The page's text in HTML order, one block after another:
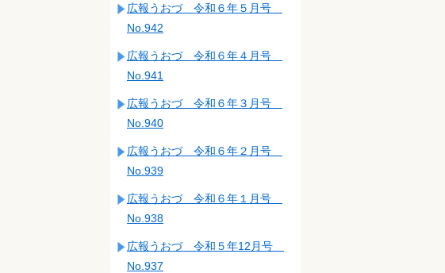
広報うおづ 令和６年５月号
No.942
広報うおづ 令和６年４月号
No.941
広報うおづ 令和６年３月号
No.940
広報うおづ 令和６年２月号
No.939
広報うおづ 令和６年１月号
No.938
広報うおづ 令和５年12月号
No.937